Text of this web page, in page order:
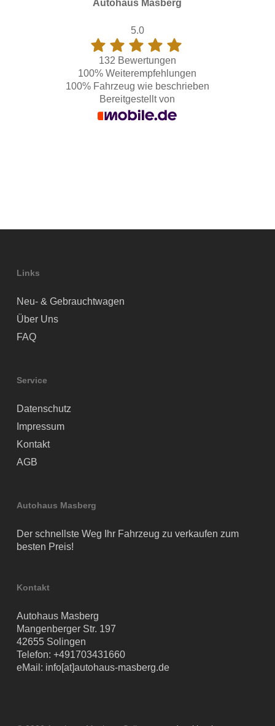
Autohaus Masberg
5.0
132 Bewertungen
100% Weiterempfehlungen
100%Fahrzeug wie beschrieben
Bereitgestellt von
Links
Neu- & Gebrauchtwagen
Über Uns
FAQ
Service
Datenschutz
Impressum
Kontakt
AGB
Autohaus Masberg
Der schnellste Weg Ihr Fahrzeug zu verkaufen zum
besten Preis!
Kontakt
Autohaus Masberg
Mangenberger Str. 197
42655 Solingen
Telefon: +491703431660
eMail: info[at]autohaus-masberg.de